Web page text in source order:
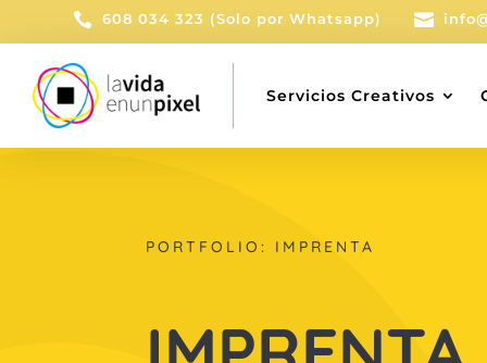
 608 034 323 (Solo por Whatsapp) 
Servicios Creativos
PORTFOLIO: IMPRENTA